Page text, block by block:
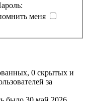
меня
0 скрытых и
за